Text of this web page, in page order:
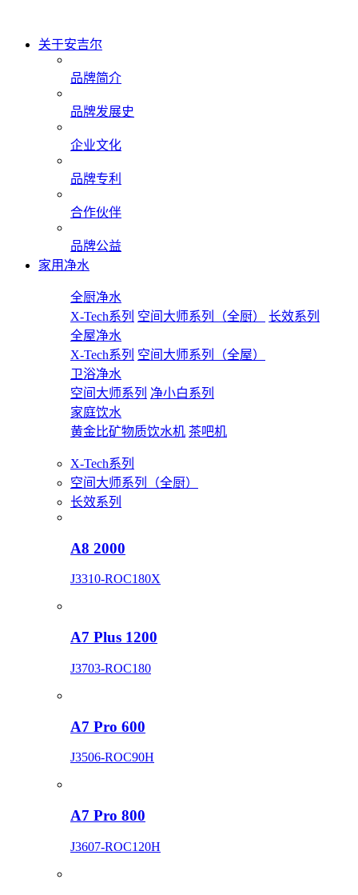
关于安吉尔
品牌简介
品牌发展史
企业文化
品牌专利
合作伙伴
品牌公益
家用净水
全厨净水
X-Tech系列 空间大师系列（全厨）
长效系列
全屋净水
X-Tech系列 空间大师系列（全屋）
卫浴净水
空间大师系列 净小白系列
家庭饮水
黄金比矿物质饮水机 茶吧机
X-Tech系列
空间大师系列（全厨）
长效系列
A8 2000
J3310-ROC180X
A7 Plus 1200
J3703-ROC180
A7 Pro 600
J3506-ROC90H
A7 Pro 800
J3607-ROC120H